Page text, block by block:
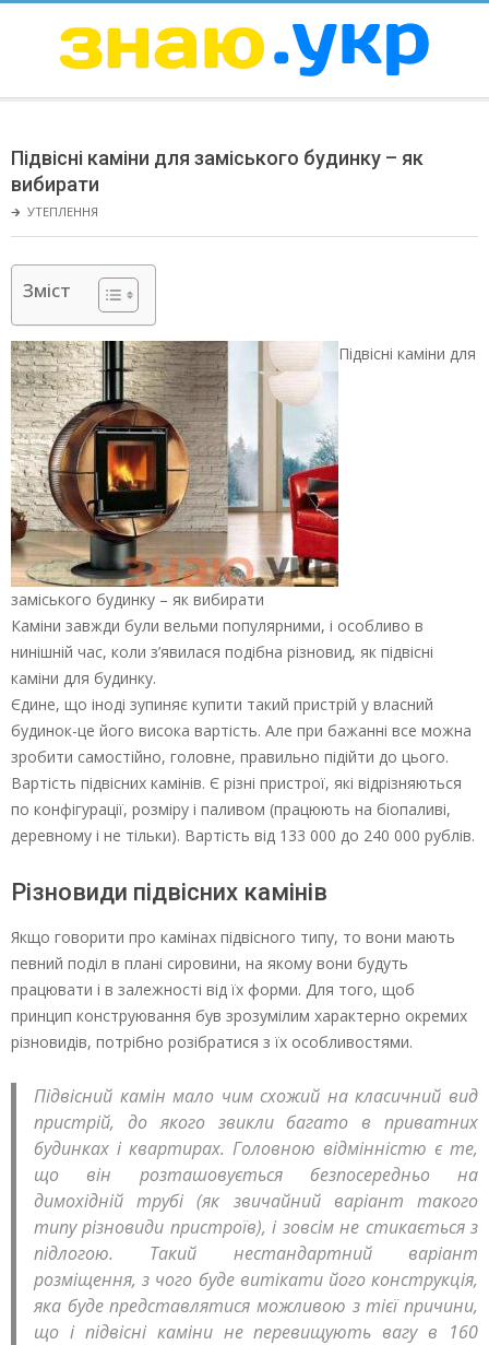
ЗНАЮ
Menu
Підвісні каміни для заміського будинку – як
вибирати
🡲 УТЕПЛЕННЯ
Зміст
Підвісні каміни для
заміського будинку – як вибирати
Каміни завжди були вельми популярними, і особливо в
нинішній час, коли з’явилася подібна різновид, як підвісні
каміни для будинку.
Єдине, що іноді зупиняє купити такий пристрій у власний
будинок-це його висока вартість. Але при бажанні все можна
зробити самостійно, головне, правильно підійти до цього.
Вартість підвісних камінів. Є різні пристрої, які відрізняються
по конфігурації, розміру і паливом (працюють на біопаливі,
деревному і не тільки). Вартість від 133 000 до 240 000 рублів.
Різновиди підвісних камінів
Якщо говорити про камінах підвісного типу, то вони мають
певний поділ в плані сировини, на якому вони будуть
працювати і в залежності від їх форми. Для того, щоб
принцип конструювання був зрозумілим характерно окремих
різновидів, потрібно розібратися з їх особливостями.
Підвісний камін мало чим схожий на класичний вид
пристрій, до якого звикли багато в приватних
будинках і квартирах. Головною відмінністю є те,
що він розташовується безпосередньо на
димохідній трубі (як звичайний варіант такого
типу різновиди пристроїв), і зовсім не стикається з
підлогою. Такий нестандартний варіант
розміщення, з чого буде витікати його конструкція,
яка буде представлятися можливою з тієї причини,
що і підвісні каміни не перевищують вагу в 160